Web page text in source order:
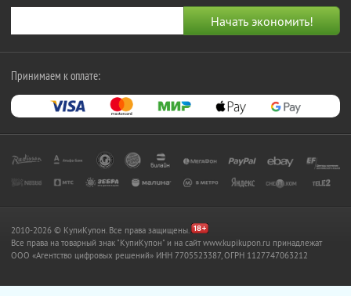
Принимаем к оплате:
2010-2026 © КупиКупон. Все права защищены.
Все права на товарный знак "КупиКупон" и на сайт www.kupikupon.ru принадлежат
OOO «Агентство цифровых решений» ИНН 7705523387, ОГРН 1127747063212